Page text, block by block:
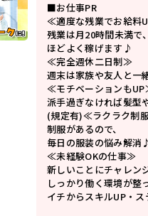
■お仕事PR
≪適度な残業でお給料
残業は月20時間未満で、
ほどよく稼げます♪
≪完全週休二日制≫
週末は家族や友人と一
≪モチベーションも
派手過ぎなければ髪型
(規定有)≪ラクラク制
制服があるので、
毎日の服装の悩み解消♪
≪未経験OKの仕事≫
新しいことにチャレン
しっかり働く環境が整
イチからスキルUP・